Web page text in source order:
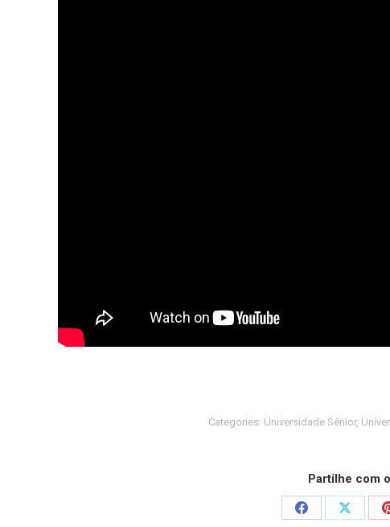
Categories: Universidade Sénior,
Partilhe com
Share
Share